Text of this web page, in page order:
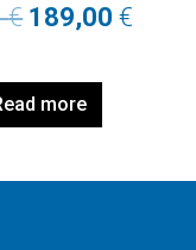
€ 189,00€
more